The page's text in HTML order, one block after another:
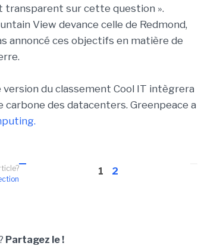
transparent sur cette question ».
View devance celle de Redmond,
annoncé ces objectifs en matière de
version du classement Cool IT intègrera
des datacenters. Greenpeace a
1 2
Partagez le !